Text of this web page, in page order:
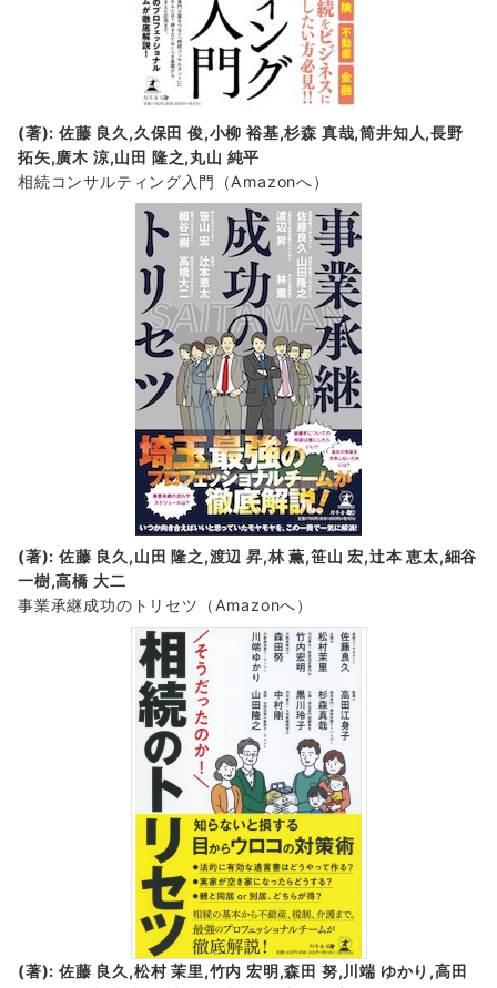
(著): 佐藤 良久,久保田 俊,小柳 裕基,杉森 真哉,筒井知人,長野
拓矢,廣木 涼,山田 隆之,丸山 純平
相続コンサルティング入門 （Amazonへ）
(著): 佐藤 良久,山田 隆之,渡辺 昇,林 薫,笹山 宏,辻本 恵太,細谷
一樹,高橋 大二
事業承継成功のトリセツ
（Amazonへ）
(著): 佐藤 良久,松村 茉里,竹内 宏明,森田 努,川端 ゆかり,高田